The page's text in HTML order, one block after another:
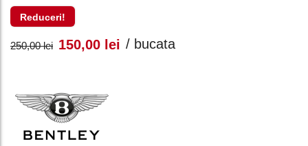
Reduceri!
250,00lei Prețul
a
fost:
150,00 lei Prețul
/ bucata